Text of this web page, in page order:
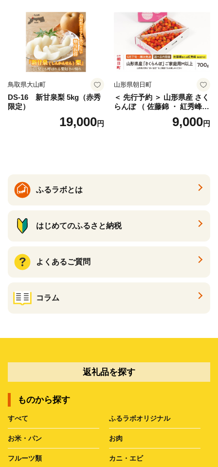
産 農家直送 期間限定 特産品
サイズミックス くらもとフ
ァーム 愛南町 愛媛県
鳥取県大山町
DS-16 新甘泉梨 5kg（赤秀
限定）
19,000円
山形県朝日町
＜ 先行予約 ＞ 山形県産 さく
らんぼ （ 佐藤錦 ・ 紅秀峰
） ご家庭用 M以上 700g 【20
26年6月下旬から7月上旬発
9,000円
ふるラボとは
はじめてのふるさと納税
よくあるご質問
コラム
返礼品を探す
ものから探す
すべて ふるラボオリジナル
お米・パン お肉
フルーツ類 カニ・エビ